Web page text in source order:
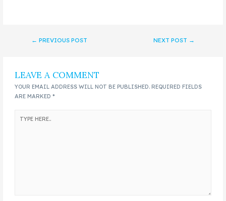
← PREVIOUS POST NEXT POST →
LEAVE A COMMENT
YOUR EMAIL ADDRESS WILL NOT BE PUBLISHED. REQUIRED FIELDS
ARE MARKED*